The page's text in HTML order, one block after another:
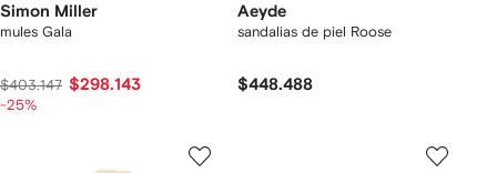
Simon Miller
mules Gala
$403.147 $298.143
-25%
Aeyde
sandalias de piel Roose
$448.488